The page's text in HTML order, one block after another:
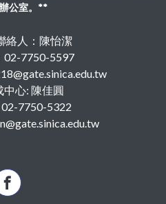
公室。**
絡人：陳怡潔
02-7750-5597
中心: 陳佳圓
7750-5322